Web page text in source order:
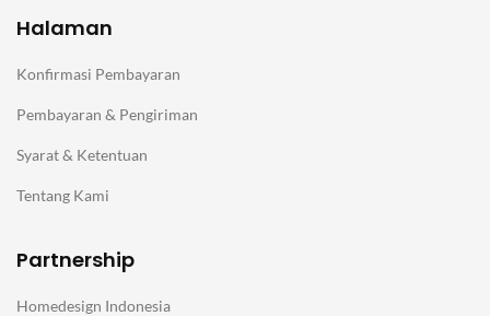
Halaman
Konfirmasi Pembayaran
Pembayaran & Pengiriman
Syarat & Ketentuan
Tentang Kami
Partnership
Homedesign Indonesia